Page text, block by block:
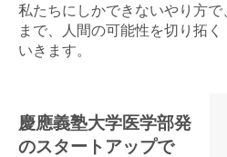
次へ（ご経験職種を
私たちにしかできないやり方
まで、人間の可能性を切り拓
いきます。
慶應義塾大学医学部発
のスタートアップで